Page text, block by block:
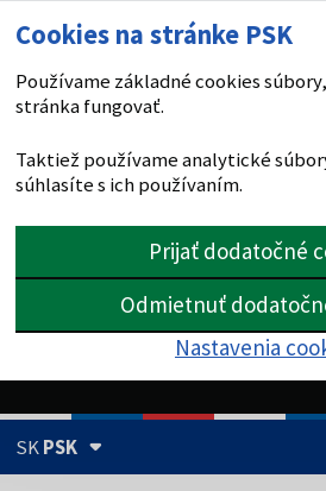
Cookies na stránke PSK
Používame základné cookies
stránka fungovať.
Taktiež používame analytické
súhlasíte s ich používaním.
Prijať dodatočné
Odmietnuť
Nastavenia
SKPSK